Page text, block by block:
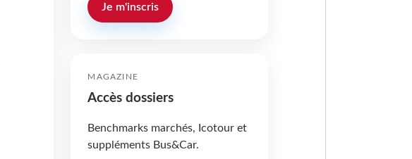
Je m'inscris
MAGAZINE
Accès dossiers
Benchmarks marchés, Icotour et
suppléments Bus&Car.